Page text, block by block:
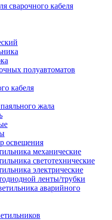
сварочного кабеля
полуавтоматов
кабеля
жала
освещения
механические
светотехнические
электрические
ленты/трубки
аварийного